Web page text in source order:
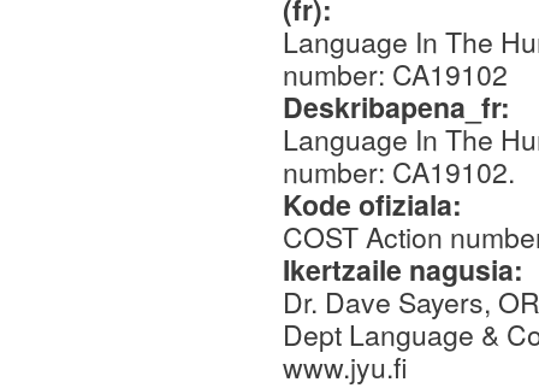
(fr):
Language In The
number: CA19102
Deskribapena_fr:
Language In The
number: CA19102.
Kode ofiziala:
COST Action
Ikertzaile nagusia:
Dr. Dave Sayers,
Dept Language &
www.jyu.fi